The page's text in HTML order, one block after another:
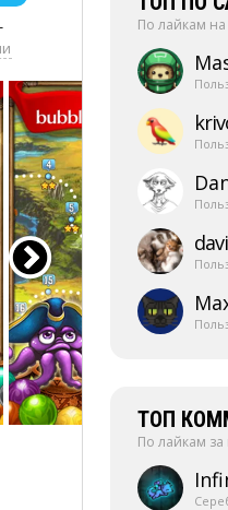
По лайкам на
ТОП
По лайкам